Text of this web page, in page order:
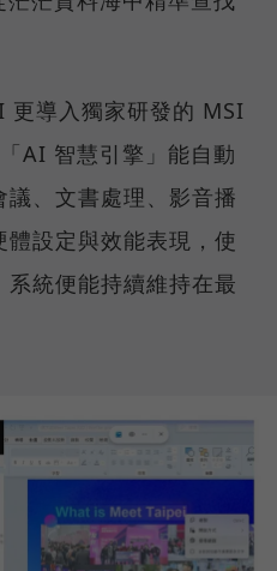
更導入獨家研發的 MSI
AI 智慧引擎」能自動
、文書處理、影音播
設定與效能表現，使
統便能持續維持在最